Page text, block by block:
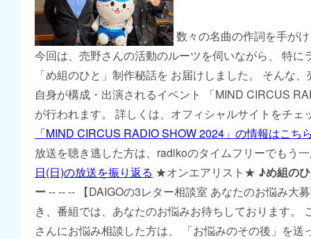
数々の名曲の作詞を手が
今回は、売野さんの活動のルーツを伺いながら、 特に
「め組のひと」制作秘話を お届けしました。 そんな
自身が構成・出演されるイベント 「MIND CIRCUS
が行われます。 詳しくは、オフィシャルサイトをチェ
「MIND CIRCUS RADIO SHOW 2024」の情報はこち
放送を聴き逃した方は、radikoのタイムフリーでもう
日(日)の放送を振り返る ★オンエアリスト★ ♪め組の
ー-- -- -- 【DAIGOの3レター相談室 あなたのお悩み大
き、番組では、あなたのお悩みお待ちしております。
さんにお悩み相談した方は、 「お悩みのその後」を送